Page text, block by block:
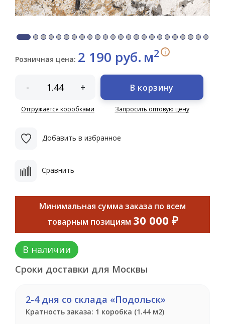
Розничная цена: 2 190 руб. м2 i
- +
Отгружается коробками
В корзину
Запросить оптовую цену
Добавить в избранное
Сравнить
Минимальная сумма заказа по всем
товарным позициям 30 000 ₽
В наличии
Сроки доставки для Москвы
2-4 дня со склада «Подольск»
Кратность заказа: 1 коробка (1.44 м2)